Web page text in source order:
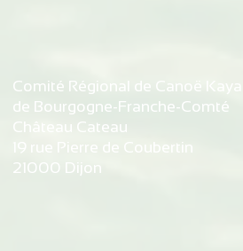
Comité Régional de Canoë Kayak
de Bourgogne-Franche-Comté
Château Cateau
19 rue Pierre de Coubertin
21000 Dijon